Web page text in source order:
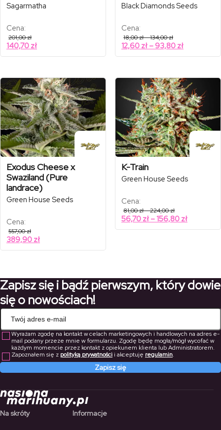
Sagarmatha
Cena:
201,00zł
140,70 zł
Black Diamonds Seeds
Cena:
18,00zł–134,00złZakres
cen:
od
18,00 zł
12,60 zł – 93,80 złZakres
cen:
do
93,80 zł
Exodus Cheese x
Swaziland (Pure
landrace)
Green House Seeds
Cena:
557,00zł
389,90 zł
K-Train
Green House Seeds
Cena:
81,00zł–224,00złZakres
cen:
od
81,00 zł
56,70 zł – 156,80 złZakres
cen:
Zapisz się i bądź pierwszym, który dowie
się o nowościach!
Wyrażam zgodę na kontakt w celach marketingowych i handlowych na adres e-
mail podany przeze mnie w formularzu. Zgodę będę mogła/mógł wycofać w
każdym momencie przez kontakt z opiekunem klienta lub Administratorem.
Zapoznałem się z polityką prywatnościi akceptuję regulamin.
Zapisz się
Na skróty Informacje